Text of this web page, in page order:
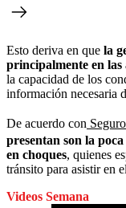
Esto deriva en que la
principalmente en las
la capacidad de los
información necesaria
De acuerdo con
presentan son la
en choques, quienes
tránsito para asistir en
Videos Semana